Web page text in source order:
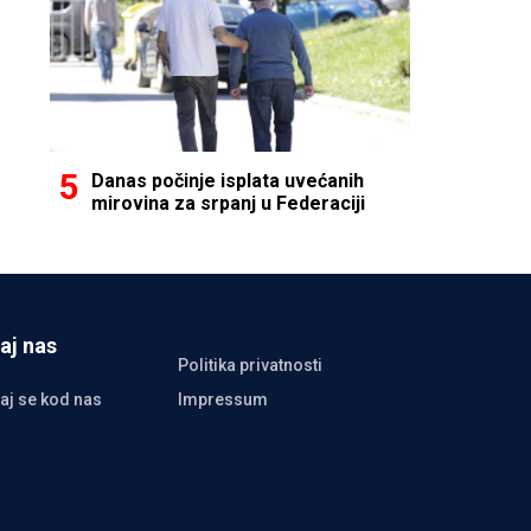
Danas počinje isplata uvećanih
mirovina za srpanj u Federaciji
nas
Politika privatnosti
se kod nas
Impressum